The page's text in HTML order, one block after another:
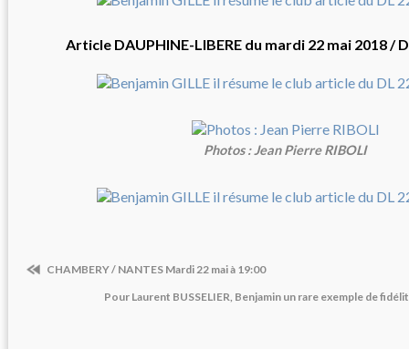
Article DAUPHINE-LIBERE du mardi 22 mai 2018 /
Photos : Jean Pierre RIBOLI
CHAMBERY / NANTES Mardi 22 mai à 19:00
Pour Laurent BUSSELIER, Benjamin un rare exemple de